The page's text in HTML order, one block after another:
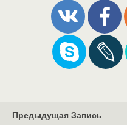
Предыдущая Запись